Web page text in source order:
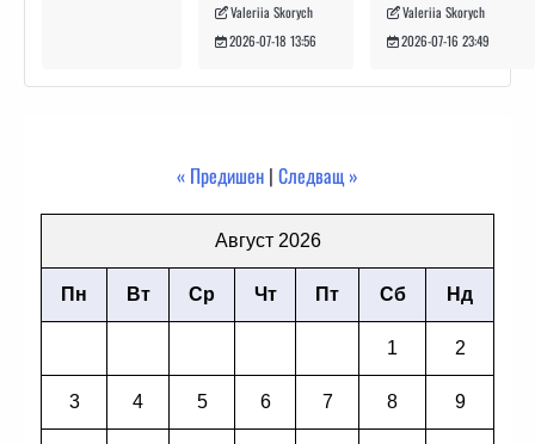
Valeriia Skorych
2026-07-18 13:56
Valeriia Skorych
2026-07-16 23:49
« Предишен | Следващ »
Август 2026
Пн Вт Ср Чт Пт Сб Нд
1 2
3 4 5 6 7 8 9